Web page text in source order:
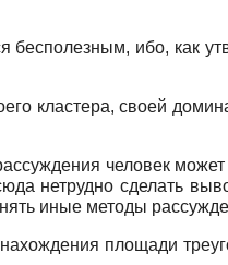
бесполезным, ибо, как
кластера, своей
человек
нетрудно сделать
иные методы
площади